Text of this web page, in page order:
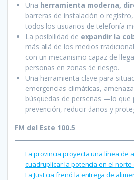
Una herramienta moderna,
barreras de instalación o
todos los usuarios de telefonía
La posibilidad de expandir la
más allá de los medios
con un mecanismo capaz de
personas en zonas de riesgo.
Una herramienta clave para
emergencias climáticas,
búsquedas de personas —lo que
prevención, reducir daños y
FM del Este 100.5
La provincia proyecta una línea de
cuadruplicar la potencia en el
La Justicia frenó la entrega de